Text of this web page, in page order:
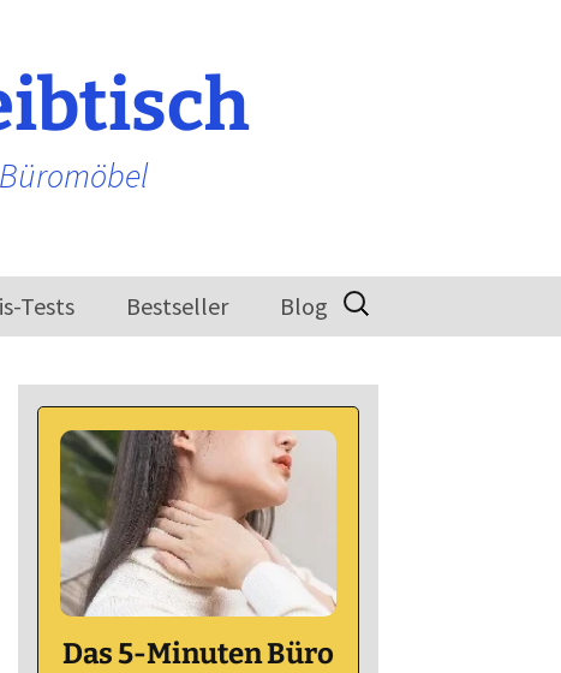
Tests Bestseller Blog
Suchen
nach:
Das 5-Minuten Büro